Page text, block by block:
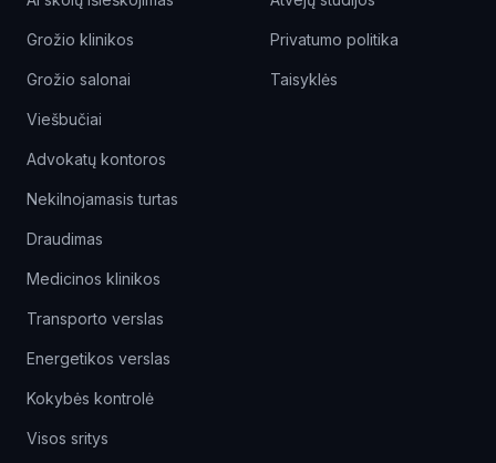
Grožio klinikos
Grožio salonai
Viešbučiai
Advokatų kontoros
Nekilnojamasis turtas
Draudimas
Medicinos klinikos
Transporto verslas
Energetikos verslas
Kokybės kontrolė
Visos sritys
Privatumo politika
Taisyklės